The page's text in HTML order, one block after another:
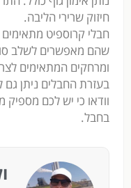
חיזוק שרירי הליבה.
חבלי קרוספיט
שהם מאפשרים לשלב
ומרחקים המתאימים
בעזרת החבלים ניתן
וודאו כי יש לכם
בחבל.